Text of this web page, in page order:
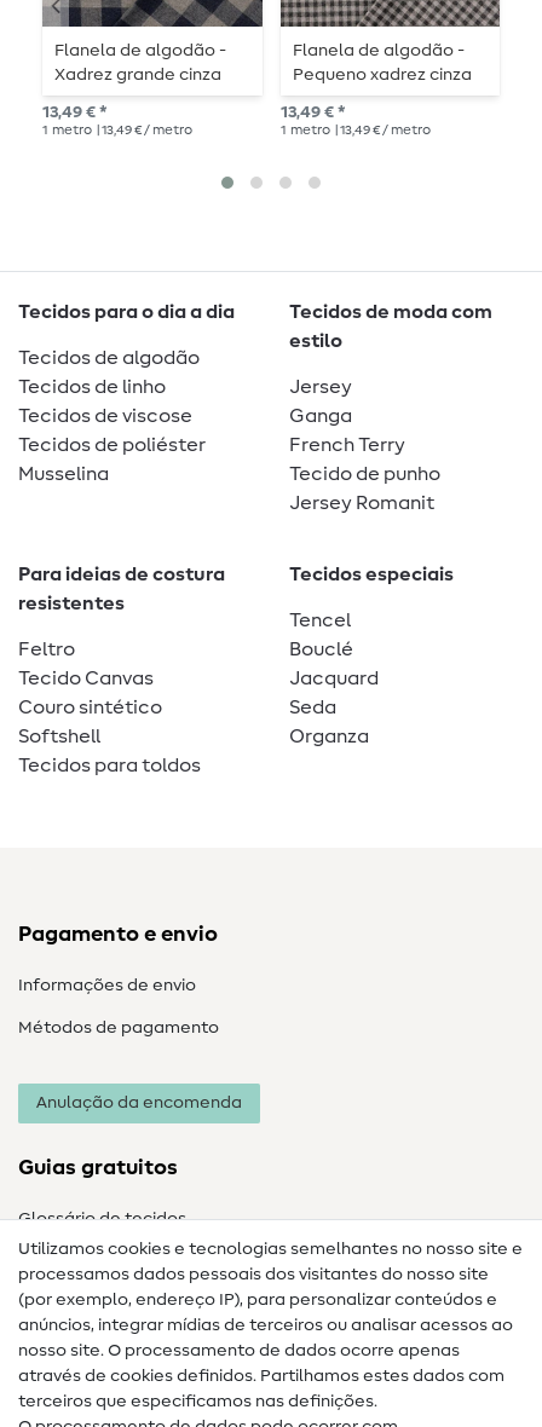
Flanela de algodão -
Xadrez grande cinza
azul
13,49 € *
1 metro | 13,49 € / metro
Flanela de algodão -
Pequeno xadrez cinza
antracite
13,49 € *
1 metro | 13,49 € / metro
Tecidos para o dia a dia
Tecidos de algodão
Tecidos de linho
Tecidos de viscose
Tecidos de poliéster
Musselina
Tecidos de moda com
estilo
Jersey
Ganga
French Terry
Tecido de punho
Jersey Romanit
Para ideias de costura
resistentes
Feltro
Tecido Canvas
Couro sintético
Softshell
Tecidos para toldos
Tecidos especiais
Tencel
Bouclé
Jacquard
Seda
Organza
Pagamento e envio
Informações de envio
Métodos de pagamento
Anulação da encomenda
Guias gratuitos
Glossário de tecidos
Guias de costura
Ajuda e contacto
Contacto
Utilizamos cookies e tecnologias semelhantes no nosso site e
processamos dados pessoais dos visitantes do nosso site
(por exemplo, endereço IP), para personalizar conteúdos e
anúncios, integrar mídias de terceiros ou analisar acessos ao
nosso site. O processamento de dados ocorre apenas
através de cookies definidos. Partilhamos estes dados com
terceiros que especificamos nas definições.